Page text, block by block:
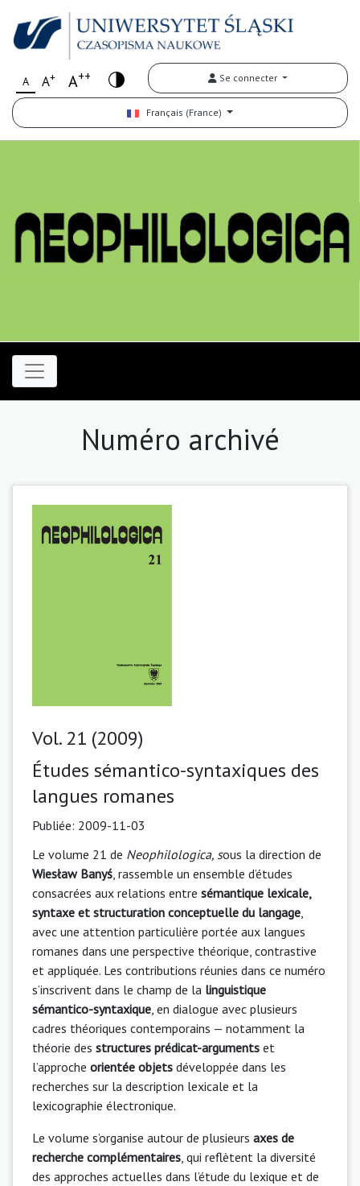
A A+ A++ Se connecter
Français (France)
Numéro archivé
Vol. 21 (2009)
Études sémantico-syntaxiques des
langues romanes
Publiée: 2009-11-03
Le volume 21 de Neophilologica, sous la direction de
Wiesław Banyś , rassemble un ensemble d’études
consacrées aux relations entre sémantique lexicale,
syntaxe et structuration conceptuelle du langage
avec une attention particulière portée aux langues
romanes dans une perspective théorique, contrastive
et appliquée. Les contributions réunies dans ce numéro
s’inscrivent dans le champ de la linguistique
sémantico-syntaxique , en dialogue avec plusieurs
cadres théoriques contemporains — notamment la
théorie des structures prédicat-arguments et
l’approche orientée objets développée dans les
recherches sur la description lexicale et la
lexicographie électronique.
Le volume s’organise autour de plusieurs axes de
recherche complémentaires , qui reflètent la diversité
des approches actuelles dans l’étude du lexique et de